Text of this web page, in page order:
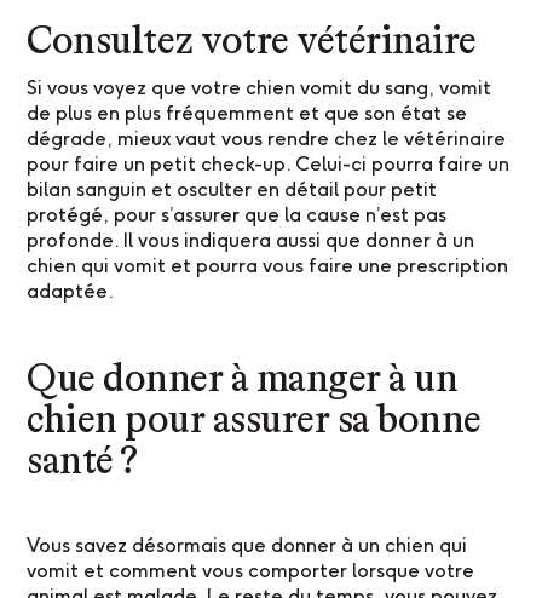
Consultez votre vétérinaire
Si vous voyez que votre chien vomit du sang, vomit
de plus en plus fréquemment et que son état se
dégrade, mieux vaut vous rendre chez le vétérinaire
pour faire un petit check-up. Celui-ci pourra faire un
bilan sanguin et osculter en détail pour petit
protégé, pour s’assurer que la cause n’est pas
profonde. Il vous indiquera aussi que donner à un
chien qui vomit et pourra vous faire une prescription
adaptée.
Que donner à manger à un
chien pour assurer sa bonne
santé ?
Vous savez désormais que donner à un chien qui
vomit et comment vous comporter lorsque votre